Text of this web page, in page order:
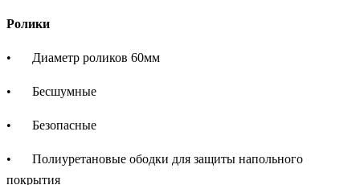
Ролики
• Диаметр роликов 60мм
• Бесшумные
• Безопасные
•
Полиуретановые ободки для защиты напольного
покрытия